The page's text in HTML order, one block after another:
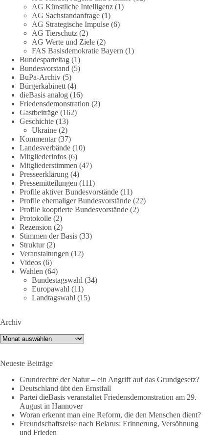
Ohne Denkverbote, ohne Vorverurteilungen und ohne Tabus.
Quellen: https://apnews.com/article/fauci-diaries-covid-origins-
rand-paul-6b25da9f75a0becbaf2886ab22643e67
https://www.tichyseinblick.de/kolumnen/aus-aller-welt/usa-
tagebuch-fauci-corona-impfung/
#dieBasis #Corona #Aufarbeitung
#Vertrauen
36 60
DieBasis
2 Tage(n) zuvor
🕊 Wir wollen den Krieg mit Russland nicht!
Am 20. Juni 2026 fand in Berlin am Brandenburger Tor die
Demonstration mit dem Motto „Russland ist nicht unser
Feind“ statt.
Hier ein Auszug aus der Rede von der
Bundestagsabgeordneten Sevim Dağdelen (BSW).
„Wir müssen Nein sagen zu diesem stinkenden
Revanchismus!“
si=2b_C6GgNY9EB-rXw
❤️ Wir freuen uns über deine Unterstützung:
https://diebasis.de/spenden/
#dieBasis #frieden #russandistnichtunserFeind #friedenspartei
377 168
AG Künstliche Intelligenz (1)
AG Sachstandanfrage (1)
AG Strategische Impulse (6)
AG Tierschutz (2)
AG Werte und Ziele (2)
FAS Basisdemokratie Bayern (1)
Bundesparteitag (1)
Bundesvorstand (5)
BuPa-Archiv (5)
Bürgerkabinett (4)
dieBasis analog (16)
Friedensdemonstration (2)
Gastbeiträge (162)
Geschichte (13)
Ukraine (2)
Kommentar(37)
Landesverbände (10)
Mitgliederinfos (6)
Mitgliederstimmen (47)
Presseerklärung (4)
Pressemitteilungen (111)
Profile aktiver Bundesvorstände (11)
Profile ehemaliger Bundesvorstände (22)
Profile kooptierte Bundesvorstände (2)
Protokolle (2)
Rezension (2)
Stimmen der Basis (33)
Struktur(2)
Veranstaltungen (12)
Videos (6)
Wahlen (64)
Bundestagswahl (34)
Europawahl (11)
Landtagswahl (15)
Archiv
Archiv
Neueste Beiträge
Grundrechte der Natur – ein Angriff auf das Grundgesetz?
Deutschland übt den Ernstfall
Partei dieBasis veranstaltet Friedensdemonstration am 29.
August in Hannover
Woran erkennt man eine Reform, die den Menschen dient?
Freundschaftsreise nach Belarus: Erinnerung, Versöhnung
und Frieden